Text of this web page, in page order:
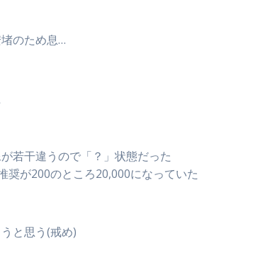
のため息…
若干違うので「？」状態だった
奨が200のところ20,000になっていた
と思う(戒め)